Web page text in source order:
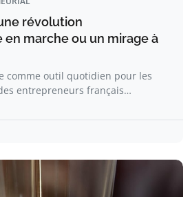
révolution
marche ou un mirage à
comme outil quotidien pour les
entrepreneurs français…